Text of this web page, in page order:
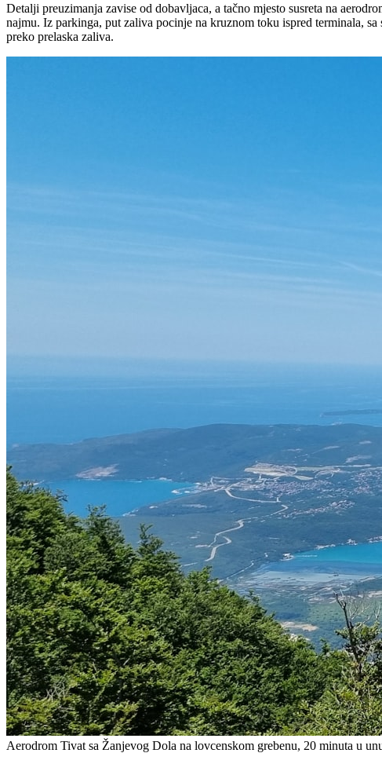
Detalji preuzimanja zavise od dobavljaca, a tačno mjesto susreta na
najmu. Iz parkinga, put zaliva pocinje na kruznom toku ispred terminala,
preko prelaska zaliva.
Aerodrom Tivat sa Žanjevog Dola na lovcenskom grebenu, 20 minuta u